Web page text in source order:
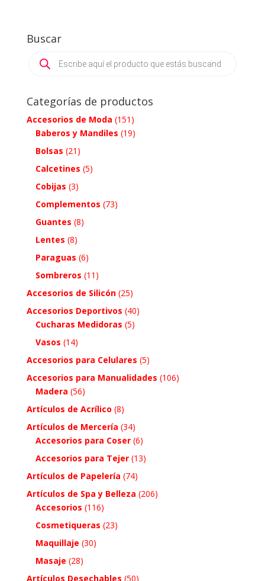
Buscar
search
Categorías de productos
Accesorios de Moda (151)
Baberos y Mandiles (19)
Bolsas (21)
Calcetines (5)
Cobijas (3)
Complementos (73)
Guantes (8)
Lentes (8)
Paraguas (6)
Sombreros (11)
Accesorios de Silicón (25)
Accesorios Deportivos (40)
Cucharas Medidoras (5)
Vasos (14)
Accesorios para Celulares (5)
Accesorios para Manualidades (106)
Madera (56)
Artículos de Acrílico (8)
Artículos de Mercería (34)
Accesorios para Coser (6)
Accesorios para Tejer (13)
Artículos de Papelería (74)
Artículos de Spa y Belleza (206)
Accesorios (116)
Cosmetiqueras (23)
Maquillaje (30)
Masaje (28)
Artículos Desechables (50)